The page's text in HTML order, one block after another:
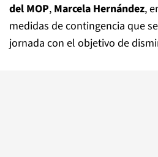
del MOP, Marcela Hernández,
medidas de contingencia que
jornada con el objetivo de